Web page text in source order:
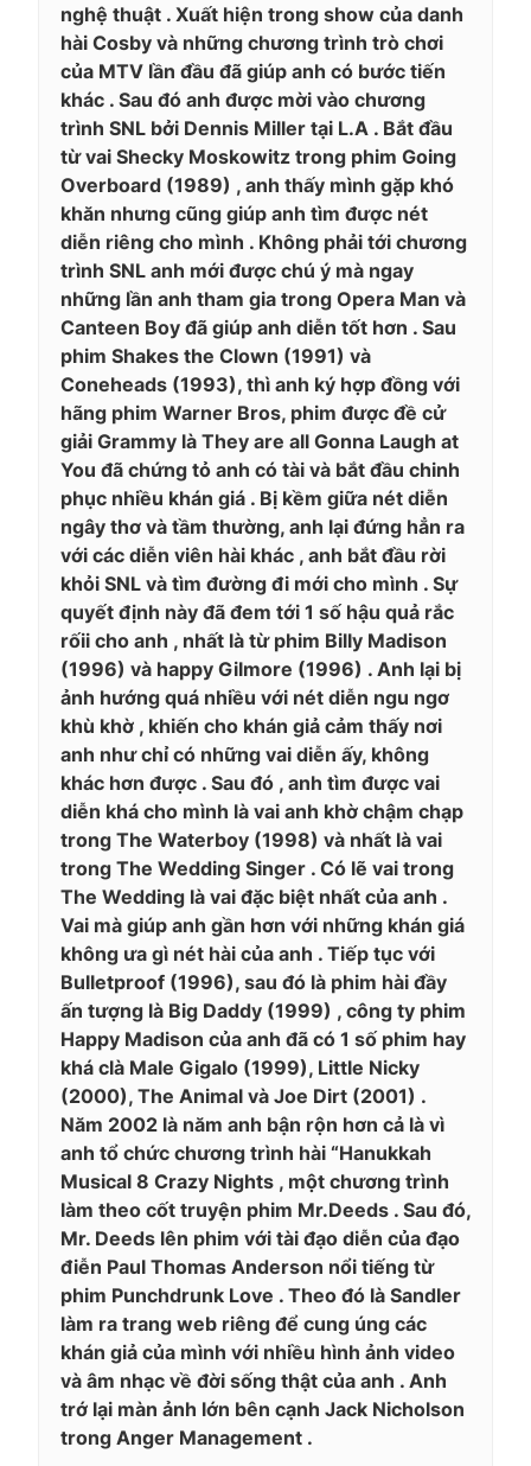
nghệ thuật . Xuất hiện trong show của danh
hài Cosby và những chương trình trò chơi
của MTV lần đầu đã giúp anh có bước tiến
khác . Sau đó anh được mời vào chương
trình SNL bởi Dennis Miller tại L.A . Bắt đầu
từ vai Shecky Moskowitz trong phim Going
Overboard (1989) , anh thấy mình gặp khó
khăn nhưng cũng giúp anh tìm được nét
diễn riêng cho mình . Không phải tới chương
trình SNL anh mới được chú ý mà ngay
những lần anh tham gia trong Opera Man và
Canteen Boy đã giúp anh diễn tốt hơn . Sau
phim Shakes the Clown (1991) và
Coneheads (1993), thì anh ký hợp đồng với
hãng phim Warner Bros, phim được đề cử
giải Grammy là They are all Gonna Laugh at
You đã chứng tỏ anh có tài và bắt đầu chinh
phục nhiều khán giá . Bị kềm giữa nét diễn
ngây thơ và tầm thường, anh lại đứng hẳn ra
với các diễn viên hài khác , anh bắt đầu rời
khỏi SNL và tìm đường đi mới cho mình . Sự
quyết định này đã đem tới 1 số hậu quả rắc
rốii cho anh , nhất là từ phim Billy Madison
(1996) và happy Gilmore (1996) . Anh lại bị
ảnh hướng quá nhiều với nét diễn ngu ngơ
khù khờ , khiến cho khán giả cảm thấy nơi
anh như chỉ có những vai diễn ấy, không
khác hơn được . Sau đó , anh tìm được vai
diễn khá cho mình là vai anh khờ chậm chạp
trong The Waterboy (1998) và nhất là vai
trong The Wedding Singer . Có lẽ vai trong
The Wedding là vai đặc biệt nhất của anh .
Vai mà giúp anh gần hơn với những khán giá
không ưa gì nét hài của anh . Tiếp tục với
Bulletproof (1996), sau đó là phim hài đầy
ấn tượng là Big Daddy (1999) , công ty phim
Happy Madison của anh đã có 1 số phim hay
khá clà Male Gigalo (1999), Little Nicky
(2000), The Animal và Joe Dirt (2001) .
Năm 2002 là năm anh bận rộn hơn cả là vì
anh tổ chức chương trình hài “Hanukkah
Musical 8 Crazy Nights , một chương trình
làm theo cốt truyện phim Mr.Deeds . Sau đó,
Mr. Deeds lên phim với tài đạo diễn của đạo
điễn Paul Thomas Anderson nổi tiếng từ
phim Punchdrunk Love . Theo đó là Sandler
làm ra trang web riêng để cung úng các
khán giả của mình với nhiều hình ảnh video
và âm nhạc về đời sống thật của anh . Anh
trớ lại màn ảnh lớn bên cạnh Jack Nicholson
trong Anger Management .